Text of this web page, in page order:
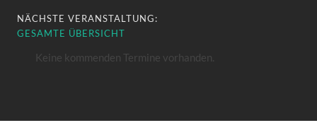
NÄCHSTE VERANSTALTUNG:
GESAMTE ÜBERSICHT
Keine kommenden Termine vorhanden.